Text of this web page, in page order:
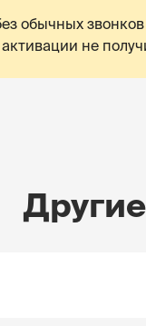
обычных звонков
не